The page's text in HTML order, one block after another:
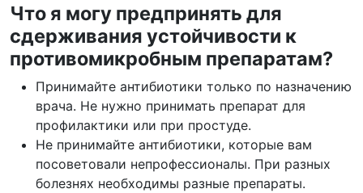
Что я могу предпринять для
сдерживания устойчивости к
противомикробным препаратам?
Принимайте антибиотики только по назначению
врача. Не нужно принимать препарат для
профилактики или при простуде.
Не принимайте антибиотики, которые вам
посоветовали непрофессионалы. При разных
болезнях необходимы разные препараты.